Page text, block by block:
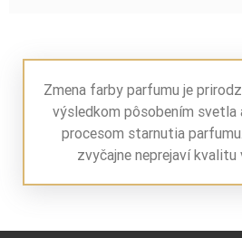
Zmena farby parfumu je
výsledkom pôsobením svetla
procesom starnutia
zvyčajne neprejaví kvalitu